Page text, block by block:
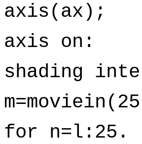
axis(ax);
axis on:
shading
for n=l:25.